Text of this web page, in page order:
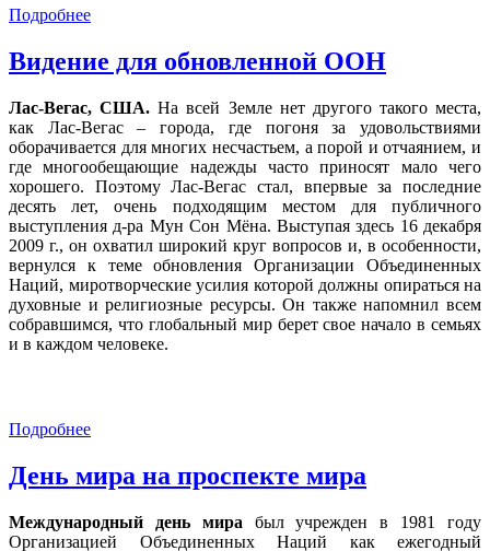
Подробнее
Видение для обновленной ООН
Лас-Вегас, США. На всей Земле нет другого такого места,
как Лас-Вегас – города, где погоня за удовольствиями
оборачивается для многих несчастьем, а порой и отчаянием, и
где многообещающие надежды часто приносят мало чего
хорошего. Поэтому Лас-Вегас стал, впервые за последние
десять лет,очень подходящим местом для публичного
выступления д-ра Мун Сон Мёна. Выступая здесь 16 декабря
2009 г., он охватил широкий круг вопросов и, в особенности,
вернулся к теме обновления Организации Объединенных
Наций, миротворческие усилия которой должны опираться на
духовные и религиозные ресурсы. Он также напомнил всем
собравшимся, что глобальный мир берет свое начало в семьях
и в каждом человеке.
Подробнее
День мира на проспекте мира
Международный день мира был учрежден в 1981 году
Организацией Объединенных Наций как ежегодный